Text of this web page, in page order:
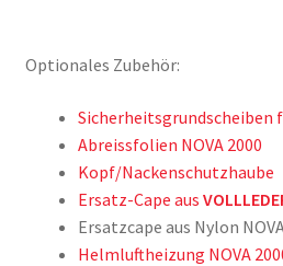
Optionales Zubehör:
Sicherheitsgrundscheiben
Abreissfolien NOVA 2000
Kopf/Nackenschutzhaube
Ersatz-Cape aus
Ersatzcape aus Nylon
Helmluftheizung NOVA